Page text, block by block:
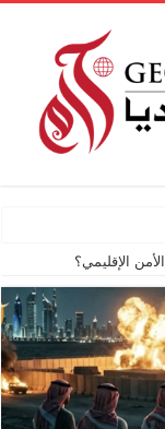
الإقليمي؟